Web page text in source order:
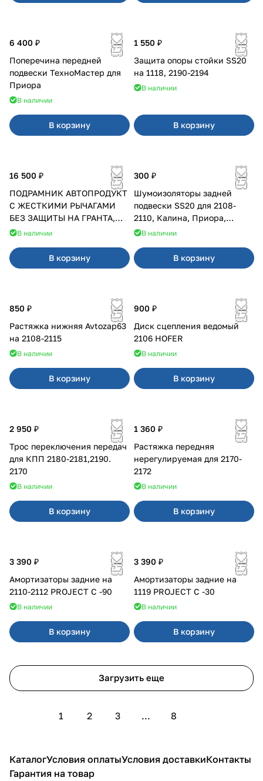
6 400 ₽
Поперечина передней
подвески ТехноМастер для
Приора
В наличии
В корзину
1 550 ₽
Защита опоры стойки SS20
на 1118, 2190-2194
В наличии
В корзину
16 500 ₽
ПОДРАМНИК АВТОПРОДУКТ
С ЖЕСТКИМИ РЫЧАГАМИ
БЕЗ ЗАЩИТЫ НА ГРАНТА,
КАЛИНА, КАЛИНА 2 ПОСЛЕ
В наличии
В корзину
300 ₽
Шумоизоляторы задней
подвески SS20 для 2108-
2110, Калина, Приора,
Гранта
В наличии
В корзину
850 ₽
Растяжка нижняя Avtozap63
на 2108-2115
В наличии
В корзину
900 ₽
Диск сцепления ведомый
2106 HOFER
В наличии
В корзину
2 950 ₽
Трос переключения передач
для КПП 2180-2181,2190.
2170
В наличии
В корзину
1 360 ₽
Растяжка передняя
нерегулируемая для 2170-
2172
В наличии
В корзину
3 390 ₽
Амортизаторы задние на
2110-2112 PROJECT С -90
В наличии
В корзину
3 390 ₽
Амортизаторы задние на
1119 PROJECT С -30
В наличии
В корзину
Загрузить еще
1 2 3 ... 8
КаталогУсловия оплатыУсловия доставкиКонтакты
Гарантия на товар